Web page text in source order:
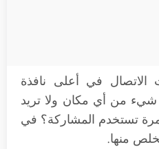
في أعلى نافذة
من أي مكان ولا تريد
تستخدم المشاركة؟ في
منها.